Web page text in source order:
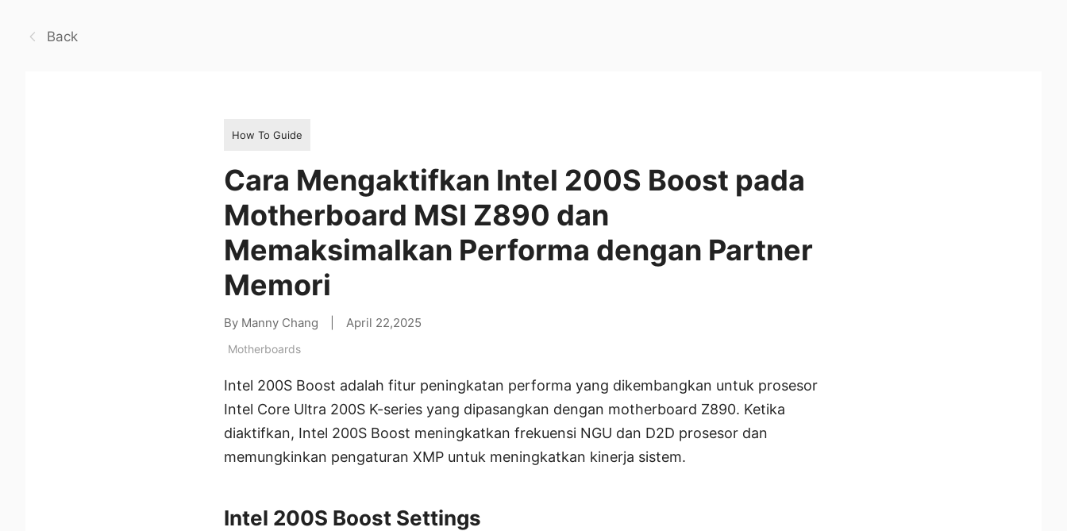
Back
How To Guide
Cara Mengaktifkan Intel 200S Boost pada
Motherboard MSI Z890 dan
Memaksimalkan Performa dengan Partner
Memori
By Manny Chang April 22,2025
Motherboards
Intel 200S Boost adalah fitur peningkatan performa yang dikembangkan untuk prosesor
Intel Core Ultra 200S K-series yang dipasangkan dengan motherboard Z890. Ketika
diaktifkan, Intel 200S Boost meningkatkan frekuensi NGU dan D2D prosesor dan
memungkinkan pengaturan XMP untuk meningkatkan kinerja sistem.
Intel 200S Boost Settings